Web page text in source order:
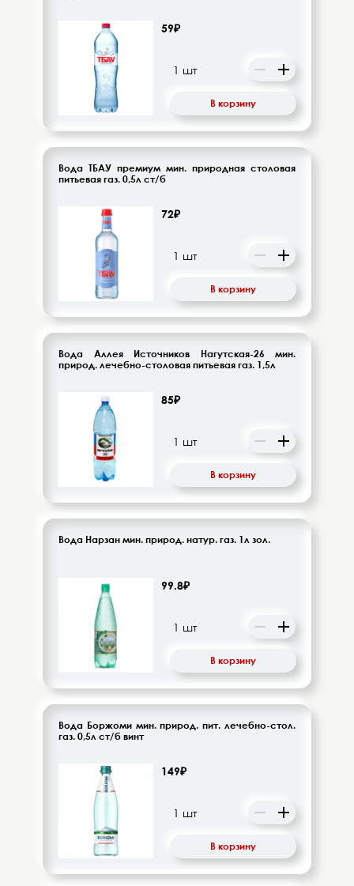
59₽
В корзину
Вода ТБАУ премиум мин. природная столовая
питьевая газ. 0,5л ст/б
72₽
В корзину
Вода Аллея Источников Нагутская-26 мин.
природ. лечебно-столовая питьевая газ. 1,5л
85₽
В корзину
Вода Нарзан мин. природ. натур. газ. 1л зол.
99.8₽
В корзину
Вода Боржоми мин. природ. пит. лечебно-стол.
газ. 0,5л ст/б винт
149₽
В корзину